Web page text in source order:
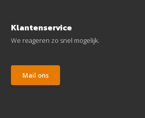
Klantenservice
We reageren zo snel mogelijk.
Mail ons